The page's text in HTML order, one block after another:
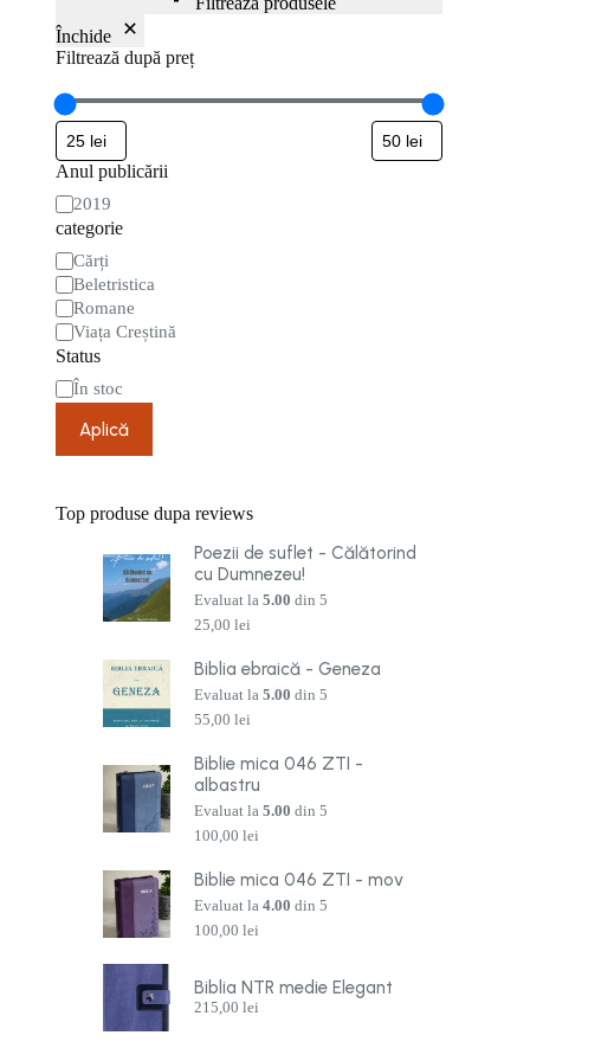
Închide
Filtrează după preț
Anul publicării
Anul
publicării
2019
categorie
categorie
Cărți
Beletristica
Romane
Viața Creștină
Status
StareÎn stoc
Aplică
Top produse dupa reviews
Poezii de suflet - Călătorind
cu Dumnezeu!
Evaluat la5.00 din 5
25,00lei
Biblia ebraică - Geneza
Evaluat la5.00 din 5
55,00lei
Biblie mica 046 ZTI -
albastru
Evaluat la5.00 din 5
100,00lei
Biblie mica 046 ZTI - mov
Evaluat la4.00 din 5
100,00lei
Biblia NTR medie Elegant
215,00lei